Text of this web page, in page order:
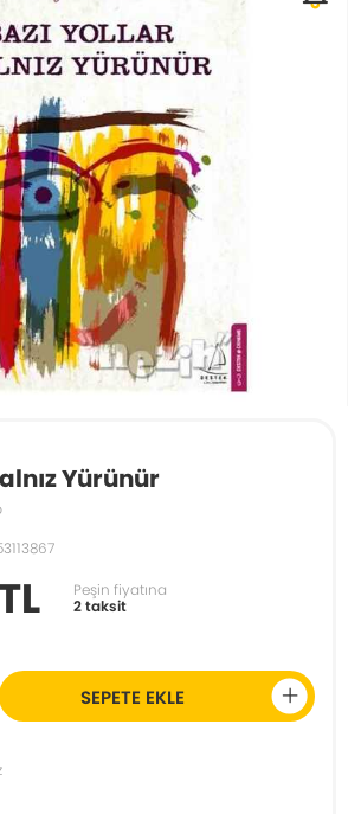
Yürünür
Peşin fiyatına
2 taksit
SEPETE EKLE